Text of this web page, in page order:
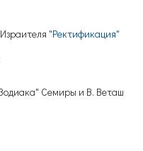
"Ректификация"
Семиры и В. Веташ